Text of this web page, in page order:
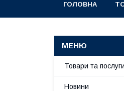
ГОЛОВНА
Товари та послуги
Новини